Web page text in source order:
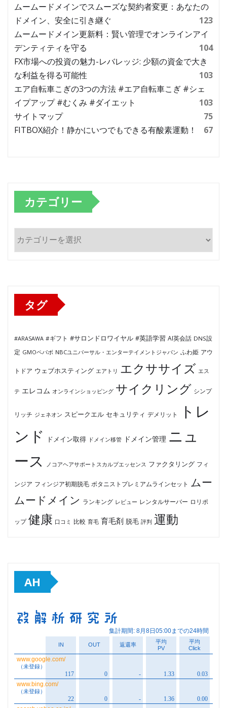
ムームードメインでスムーズな契約者変更：あなたの
ドメイン、安全に引き継ぐ
123
ムームードメイン更新料：賢い管理でオンラインアイ
デンティティを守る
104
FX市場への投資の魅力-レバレッジ: 少額の資金で大き
な利益を得る可能性
103
エア自転車こぎの3つの方法 #エア自転車こぎ #シェ
イプアップ #むくみ #ダイエット
103
サイトマップ
75
FITBOX紹介！静かにいつでもできる有酸素運動！
67
カテゴリー
カ
テ
タグ
#ARASAWA #ギフト #サロンドロワイヤル #英語学習 AI英会話 DNS設
定 GMOペパボ NBCユニバーサル・エンターテイメントジャパン ふわ姫 アウ
トドア ウェブホスティング エアトリ エクササイズ エス
テ エレコム オンラインショッピング サイクリング シンプ
リッチ ジェネオン スピークエル セキュリティ デメリット
トレ
ンド
ドメイン取得 ドメイン移管 ドメイン管理 ニュ
ース
ノコアヘアサポートスカルプエッセンス ファクタリング フィ
ンジア フィンジア初期脱毛 ボタニストプレミアムラインセット ムー
ムードメイン ランキング レビュー レンタルサーバー ロリポ
ップ 健康 口コミ 比較 育毛 育毛剤 脱毛 評判 運動
AH